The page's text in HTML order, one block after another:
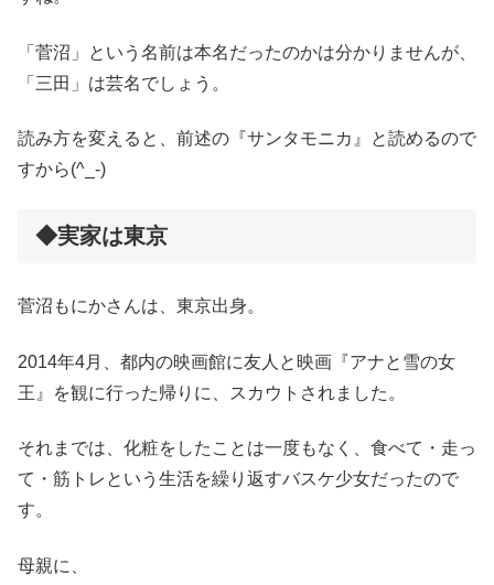
「菅沼」という名前は本名だったのかは分かりませんが、
「三田」は芸名でしょう。
読み方を変えると、前述の『サンタモニカ』と読めるので
すから(^_-)
◆実家は東京
菅沼もにかさんは、東京出身。
2014年4月、都内の映画館に友人と映画『アナと雪の女
王』を観に行った帰りに、スカウトされました。
それまでは、化粧をしたことは一度もなく、食べて・走っ
て・筋トレという生活を繰り返すバスケ少女だったので
す。
母親に、